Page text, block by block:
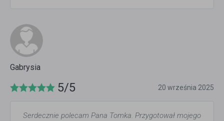
Gabrysia
5/5 20 września 2025
Serdecznie polecam Pana Tomka. Przygotował mojego